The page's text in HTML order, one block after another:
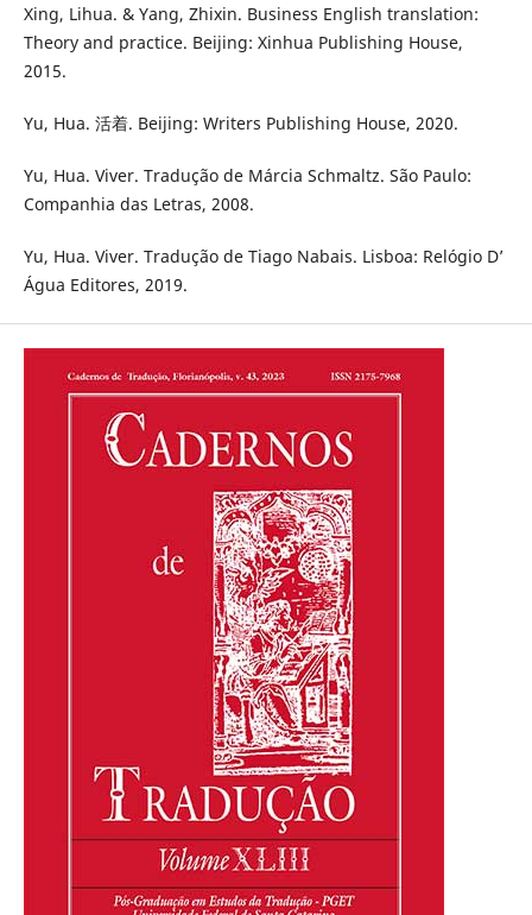
Xing, Lihua. & Yang, Zhixin. Business English translation:
Theory and practice. Beijing: Xinhua Publishing House,
2015.
Yu, Hua. 活着. Beijing: Writers Publishing House, 2020.
Yu, Hua. Viver. Tradução de Márcia Schmaltz. São Paulo:
Companhia das Letras, 2008.
Yu, Hua. Viver. Tradução de Tiago Nabais. Lisboa: Relógio D’
Água Editores, 2019.